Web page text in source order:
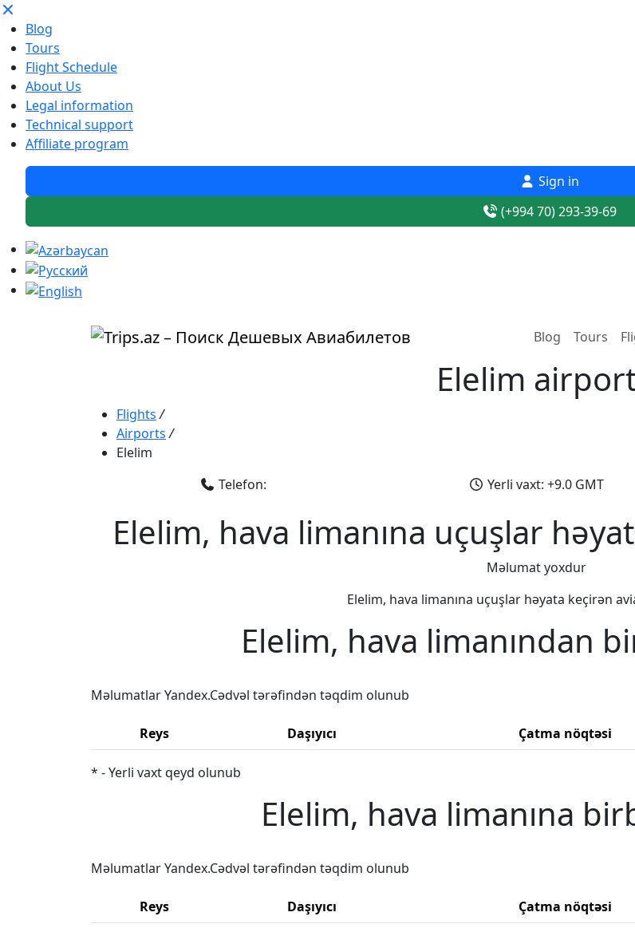
Blog
Tours
Flight Schedule
About Us
Legal information
Technical support
Affiliate program
Sign in
(+994 70) 293-39-69
Blog Tours
Elelim
Flights /
Airports /
Elelim
Telefon:
Yerli vaxt: +9.0 GMT
Elelim, hava limanına uçuşlar
Məlumat yoxdur
Elelim, hava limanına uçuşlar həyata keçirən
Elelim, hava limanından
Məlumatlar Yandex.Cədvəl tərəfindən təqdim olunub
Reys Daşıyıcı Çatma nöqtəsi
* - Yerli vaxt qeyd olunub
Elelim, hava limanına
Məlumatlar Yandex.Cədvəl tərəfindən təqdim olunub
Reys Daşıyıcı Çatma nöqtəsi